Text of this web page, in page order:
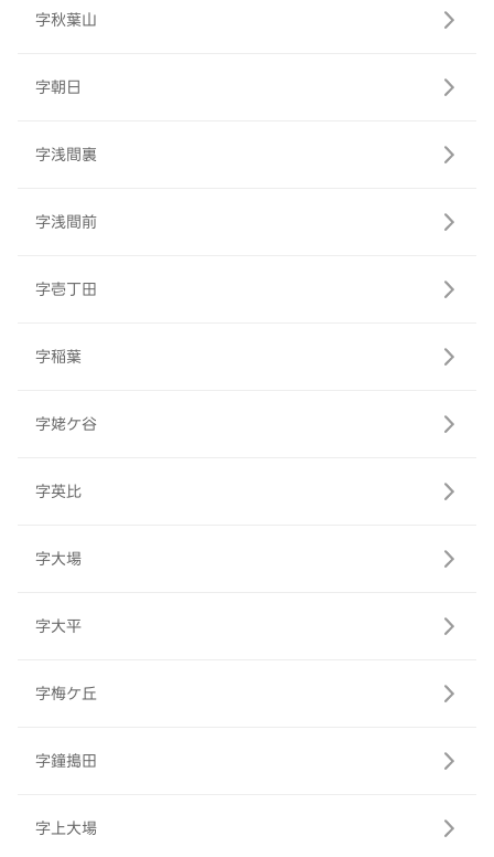
字秋葉山
字朝日
字浅間裏
字浅間前
字壱丁田
字稲葉
字姥ケ谷
字英比
字大場
字大平
字梅ケ丘
字鐘搗田
字上大場